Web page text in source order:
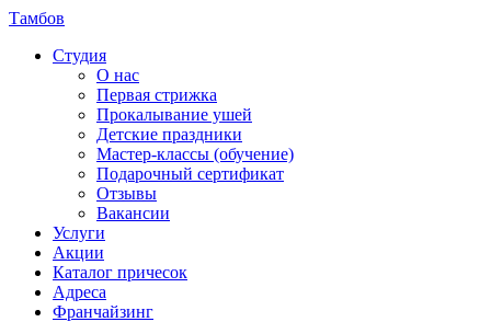
Тамбов
Cтудия
О нас
Первая стрижка
Прокалывание ушей
Детские праздники
Мастер-классы (обучение)
Подарочный сертификат
Отзывы
Вакансии
Услуги
Акции
Каталог причесок
Адреса
Франчайзинг